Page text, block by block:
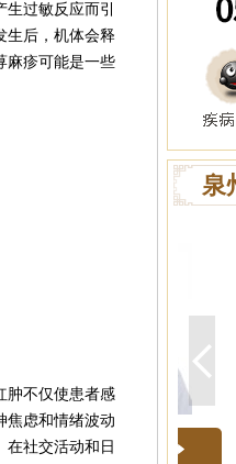
过敏反应而引
生后，机体会释
麻疹可能是一些
不仅使患者感
焦虑和情绪波动
在社交活动和日
泉